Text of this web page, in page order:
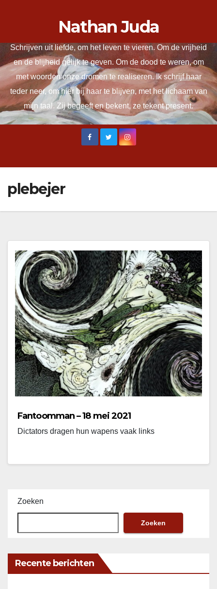
inhoud
Nathan Juda
Schrijven uit liefde, om het leven te vieren. Om de vrijheid
en de blijheid gelijk te geven. Om de dood te weren, om
met woorden onze dromen te realiseren. Ik schrijf haar
teder neer, om hier bij haar te blijven, met het lichaam van
mijn taal. Zij begeeft en bekent, ze tekent present.
plebejer
Fantoomman – 18 mei 2021
Dictators dragen hun wapens vaak links
Zoeken
Zoeken
Recente berichten